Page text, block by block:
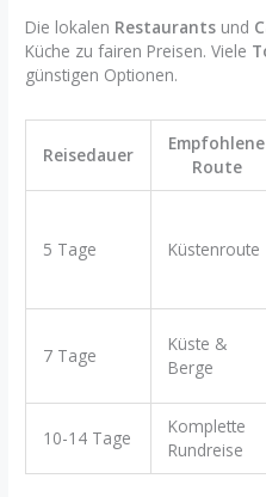
Die lokalen Restaurants und
Küche zu fairen Preisen. Viele
günstigen Optionen.
Reisedauer
Empfohlene
Route
5 Tage Küstenroute
7 Tage
Küste &
Berge
10-14 Tage
Komplette
Rundreise